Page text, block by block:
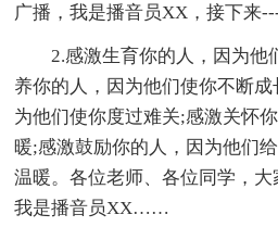
广播，我是播音员XX，接下来
2.感激生育你的人，因为他
养你的人，因为他们使你不断
为他们使你度过难关;感激关怀
暖;感激鼓励你的人，因为他们
温暖。各位老师、各位同学，大
我是播音员XX……